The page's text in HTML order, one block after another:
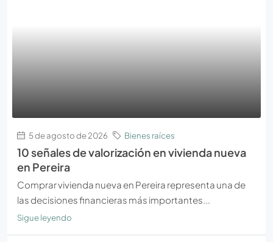
5 de agosto de 2026 Bienes raíces
10 señales de valorización en vivienda nueva
en Pereira
Comprar vivienda nueva en Pereira representa una de
las decisiones financieras más importantes...
Sigue leyendo